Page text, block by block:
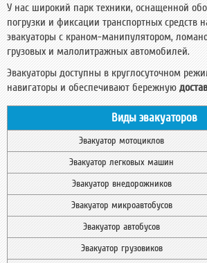
У нас широкий парк техники, оснащенной
погрузки и фиксации транспортных средств
эвакуаторы с краном-манипулятором,
грузовых и малолитражных автомобилей.
Эвакуаторы доступны в круглосуточном
навигаторы и обеспечивают бережную
Виды эвакуаторов
Эвакуатор мотоциклов
Эвакуатор легковых машин
Эвакуатор внедорожников
Эвакуатор микроавтобусов
Эвакуатор автобусов
Эвакуатор грузовиков